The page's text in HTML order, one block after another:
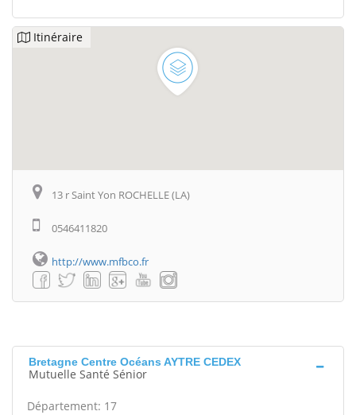
Itinéraire
13 r Saint Yon ROCHELLE (LA)
0546411820
http://www.mfbco.fr
Bretagne Centre Océans AYTRE CEDEX
Mutuelle Santé Sénior
Département: 17